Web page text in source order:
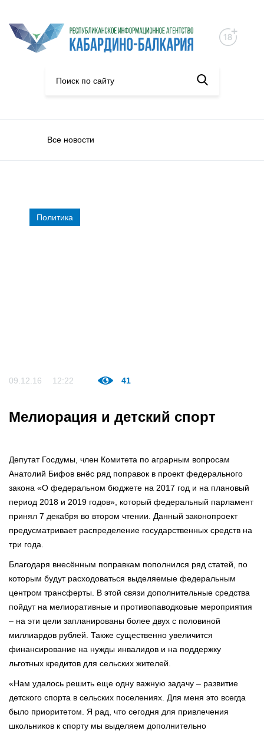
Все новости
Политика
09.12.16 12:22 41
Мелиорация и детский спорт
Депутат Госдумы, член Комитета по аграрным вопросам
Анатолий Бифов внёс ряд поправок в проект федерального
закона «О федеральном бюджете на 2017 год и на плановый
период 2018 и 2019 годов», который федеральный парламент
принял 7 декабря во втором чтении. Данный законопроект
предусматривает распределение государственных средств на
три года.
Благодаря внесённым поправкам пополнился ряд статей, по
которым будут расходоваться выделяемые федеральным
центром трансферты. В этой связи дополнительные средства
пойдут на мелиоративные и противопаводковые мероприятия
– на эти цели запланированы более двух с половиной
миллиардов рублей. Также существенно увеличится
финансирование на нужды инвалидов и на поддержку
льготных кредитов для сельских жителей.
«Нам удалось решить еще одну важную задачу – развитие
детского спорта в сельских поселениях. Для меня это всегда
было приоритетом. Я рад, что сегодня для привлечения
школьников к спорту мы выделяем дополнительно